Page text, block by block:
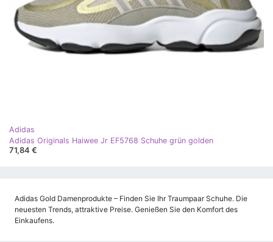
Adidas
Adidas Originals Haiwee Jr EF5768 Schuhe grün golden
71,84 €
Adidas Gold Damenprodukte – Finden Sie Ihr Traumpaar Schuhe. Die
neuesten Trends, attraktive Preise. Genießen Sie den Komfort des
Einkaufens.